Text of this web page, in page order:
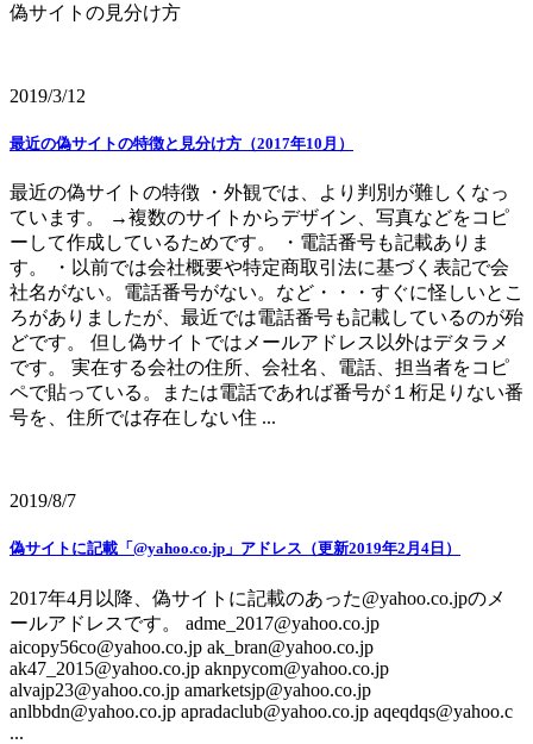
偽サイトの見分け方
2019/3/12
最近の偽サイトの特徴と見分け方（2017年10月）
最近の偽サイトの特徴 ・外観では、より判別が難しくなっ
ています。 →複数のサイトからデザイン、写真などをコピ
ーして作成しているためです。 ・電話番号も記載ありま
す。 ・以前では会社概要や特定商取引法に基づく表記で会
社名がない。電話番号がない。など・・・すぐに怪しいとこ
ろがありましたが、最近では電話番号も記載しているのが殆
どです。 但し偽サイトではメールアドレス以外はデタラメ
です。 実在する会社の住所、会社名、電話、担当者をコピ
ペで貼っている。または電話であれば番号が１桁足りない番
号を、住所では存在しない住 ...
2019/8/7
偽サイトに記載「@yahoo.co.jp」アドレス（更新2019年2月4日）
2017年4月以降、偽サイトに記載のあった@yahoo.co.jpのメ
ールアドレスです。 adme_2017@yahoo.co.jp
aicopy56co@yahoo.co.jp ak_bran@yahoo.co.jp
ak47_2015@yahoo.co.jp aknpycom@yahoo.co.jp
alvajp23@yahoo.co.jp amarketsjp@yahoo.co.jp
anlbbdn@yahoo.co.jp apradaclub@yahoo.co.jp aqeqdqs@yahoo.c
...